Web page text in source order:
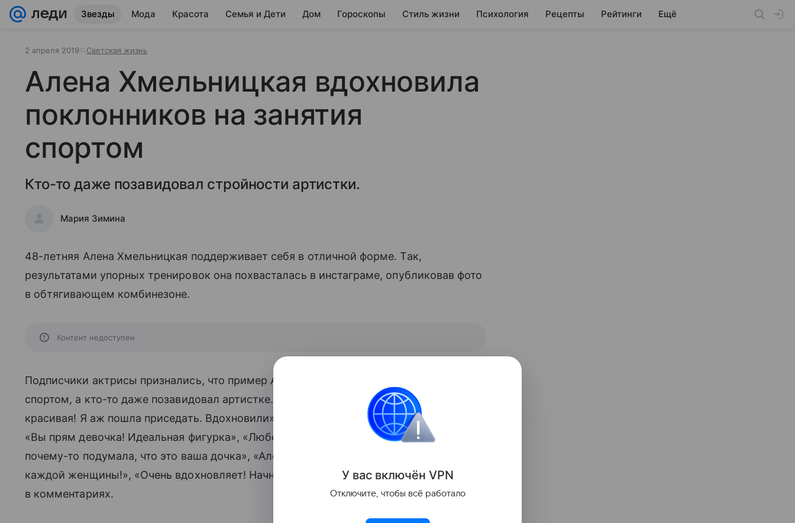
Звезды Мода Красота Семья и Дети Дом Гороскопы Стиль жизни Психология Рецепты Рейтинги Ещё
2 апреля 2019 Светская жизнь
Алена Хмельницкая вдохновила
поклонников на занятия
спортом
Кто-то даже позавидовал стройности артистки.
Мария Зимина
48-летняя Алена Хмельницкая поддерживает себя в отличной форме. Так,
результатами упорных тренировок она похвасталась в инстаграме, опубликовав фото
в обтягивающем комбинезоне.
Контент недоступен
Подписчики актрисы признались, что пример Алены вдохновил их на занятия
спортом, а кто-то даже позавидовал артистке. «Боже! Какая молодец!», «Очень
красивая! Я аж пошла приседать. Вдохновили», «Пойду тоже коврик расстилать»,
«Вы прям девочка! Идеальная фигурка», «Любо-дорого смотреть! Завидую», «Я
почему-то подумала, что это ваша дочка», «Алена, так выглядеть, как вы, — мечта
каждой женщины!», «Очень вдохновляет! Начну с завтрашнего утра, точно!» — пишут
в комментариях.
У вас включён VPN
Отключите, чтобы всё работало